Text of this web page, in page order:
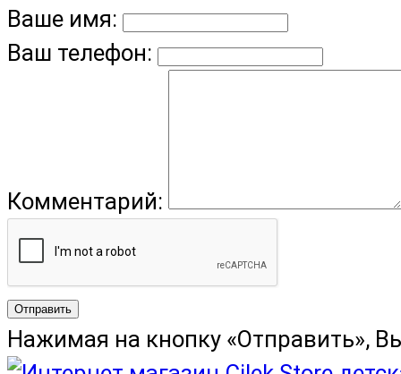
Ваше имя:
Ваш телефон:
Комментарий:
Отправить
Нажимая на кнопку «Отправить»,